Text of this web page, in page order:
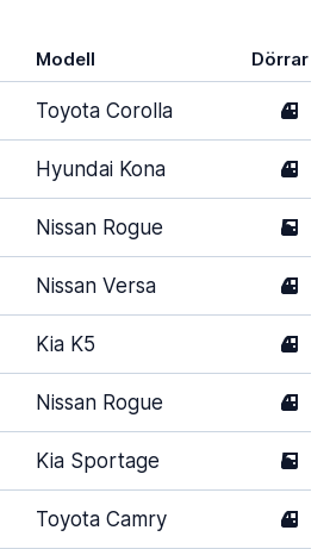
Modell Dörrar
Toyota Corolla 4
Hyundai Kona 4
Nissan Rogue 5
Nissan Versa 4
Kia K5 4
Nissan Rogue 4
Kia Sportage 5
Toyota Camry 4